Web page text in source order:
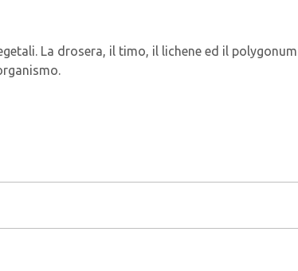
La drosera, il timo, il lichene ed il